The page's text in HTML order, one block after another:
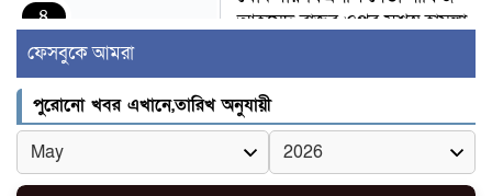
৪
আহমেদ রাজুর ওপর সশস্ত্র হামলা,
৫
সাঈদীর ছবিতে জুতা
নিক্ষেপকারীরা ‘জারজ সন্তান’:
আমির হামজা
ফেসবুকে আমরা
পুরোনো খবর এখানে,তারিখ অনুযায়ী